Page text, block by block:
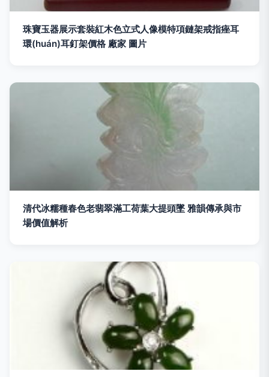
珠寶玉器展示套裝紅木色立式人像模特項鏈架戒指痤耳
環(huán)耳釘架價格 廠家 圖片
清代冰糯種春色老翡翠滿工荷葉大提頭墜 雅韻傳承與市
場價值解析